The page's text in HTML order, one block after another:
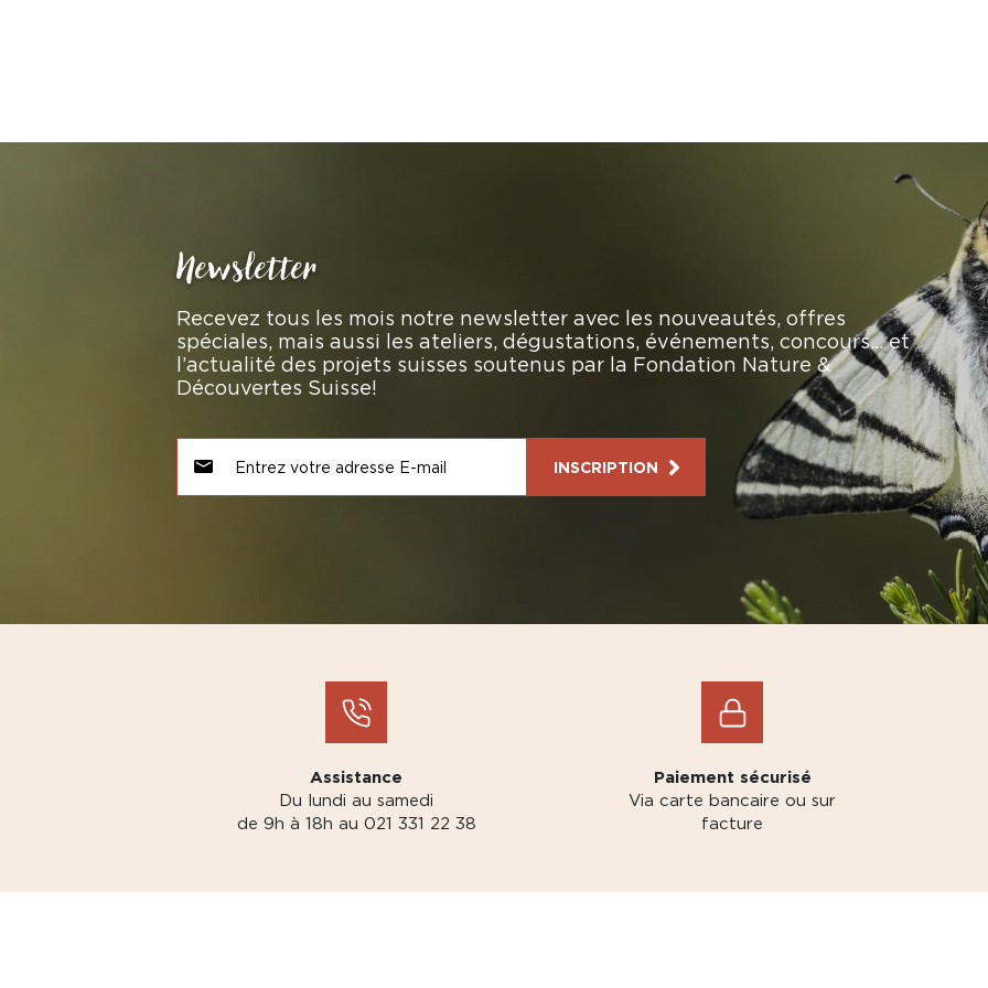
Newsletter
Recevez tous les mois notre newsletter avec les nouveautés, offres
spéciales, mais aussi les ateliers, dégustations, événements, concours… et
l’actualité des projets suisses soutenus par la Fondation Nature &
Découvertes Suisse!
INSCRIPTION
Assistance
Du lundi au samedi
de 9h à 18h au 021 331 22 38
Paiement sécurisé
Via carte bancaire ou sur
facture